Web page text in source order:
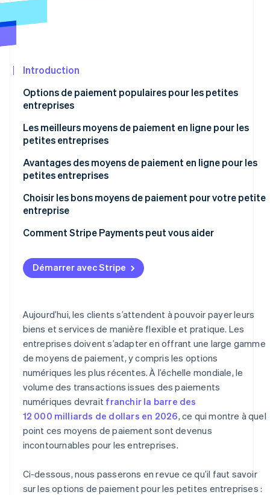
Radar
Constitution de start-up
Élimination du carbone
Vérification de l'identité
Stripe Sessions 2026
Découvrez comment Stripe construit l’infrastructure
Regarder la vidéo
Stripe App
Marketplace
Introduction
Options de paiement populaires pour les petites
entreprises
Les meilleurs moyens de paiement en ligne pour les
petites entreprises
Avantages des moyens de paiement en ligne pour les
petites entreprises
Choisir les bons moyens de paiement pour votre petite
entreprise
1. Comprendre vos clients et vos transactions
model
4. Prendre en compte la sécurité, la conformité et les
risques
5. Choisir une technologie évolutive qui accompagne
votre entreprise
Comment Stripe Payments peut vous aider
Démarrer avec Stripe
Aujourd’hui, les clients s’attendent à pouvoir payer leurs
biens et services de manière flexible et pratique. Les
entreprises doivent s’adapter en offrant une large gamme
de moyens de paiement, y compris les options
numériques les plus récentes. À l’échelle mondiale, le
volume des transactions issues des paiements
numériques devrait franchir la barre des
12 000 milliards de dollars en 2026, ce qui montre à quel
point ces moyens de paiement sont devenus
incontournables pour les entreprises.
Ci-dessous, nous passerons en revue ce qu’il faut savoir
sur les options de paiement pour les petites entreprises :